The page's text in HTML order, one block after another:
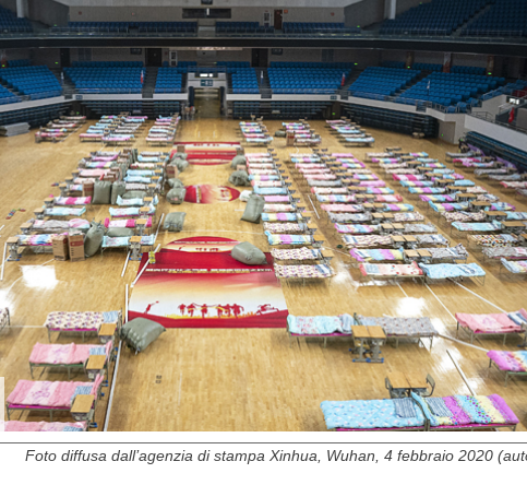
Foto diffusa dall’agenzia di stampa Xinhua, Wuhan, 4 febbraio 2020